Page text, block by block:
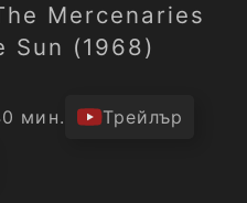
Mercenaries
Sun (1968)
мин. Трейлър